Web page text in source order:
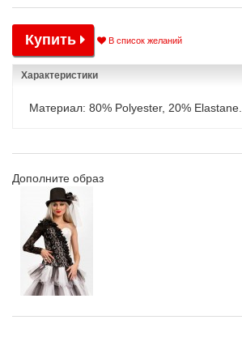
Купить В список желаний
Характеристики
Материал: 80% Polyester, 20% Elastane.
Дополните образ